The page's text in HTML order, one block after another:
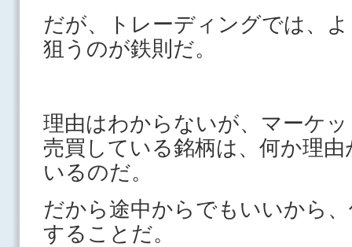
だが、トレーディングでは、
狙うのが鉄則だ。
理由はわからないが、マーケ
売買している銘柄は、何か理
いるのだ。
だから途中からでもいいから
することだ。